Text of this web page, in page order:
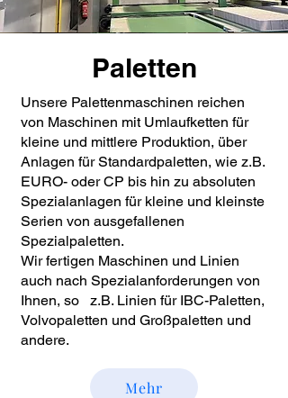
Paletten
Unsere Palettenmaschinen reichen
von Maschinen mit Umlaufketten für
kleine und mittlere Produktion, über
Anlagen für Standardpaletten, wie z.B.
EURO- oder CP bis hin zu absoluten
Spezialanlagen für kleine und kleinste
Serien von ausgefallenen
Spezialpaletten.
Wir fertigen Maschinen und Linien
auch nach Spezialanforderungen von
Ihnen, so z.B. Linien für IBC-Paletten,
Volvopaletten und Großpaletten und
andere.
Mehr